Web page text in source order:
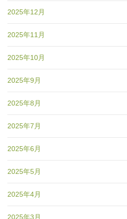
2025年12月
2025年11月
2025年10月
2025年9月
2025年8月
2025年7月
2025年6月
2025年5月
2025年4月
2025年3月